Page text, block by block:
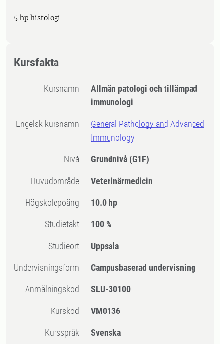
5 hp histologi
Kursfakta
Kursnamn
Allmän patologi och tillämpad
immunologi
Engelsk kursnamn
General Pathology and Advanced
Immunology
Nivå Grundnivå (G1F)
Huvudområde Veterinärmedicin
högskolepoäng 10.0 hp
Studietakt 100 %
Studieort Uppsala
Undervisningsform Campusbaserad undervisning
Anmälningskod SLU-30100
Kurskod VM0136
Kursspråk Svenska